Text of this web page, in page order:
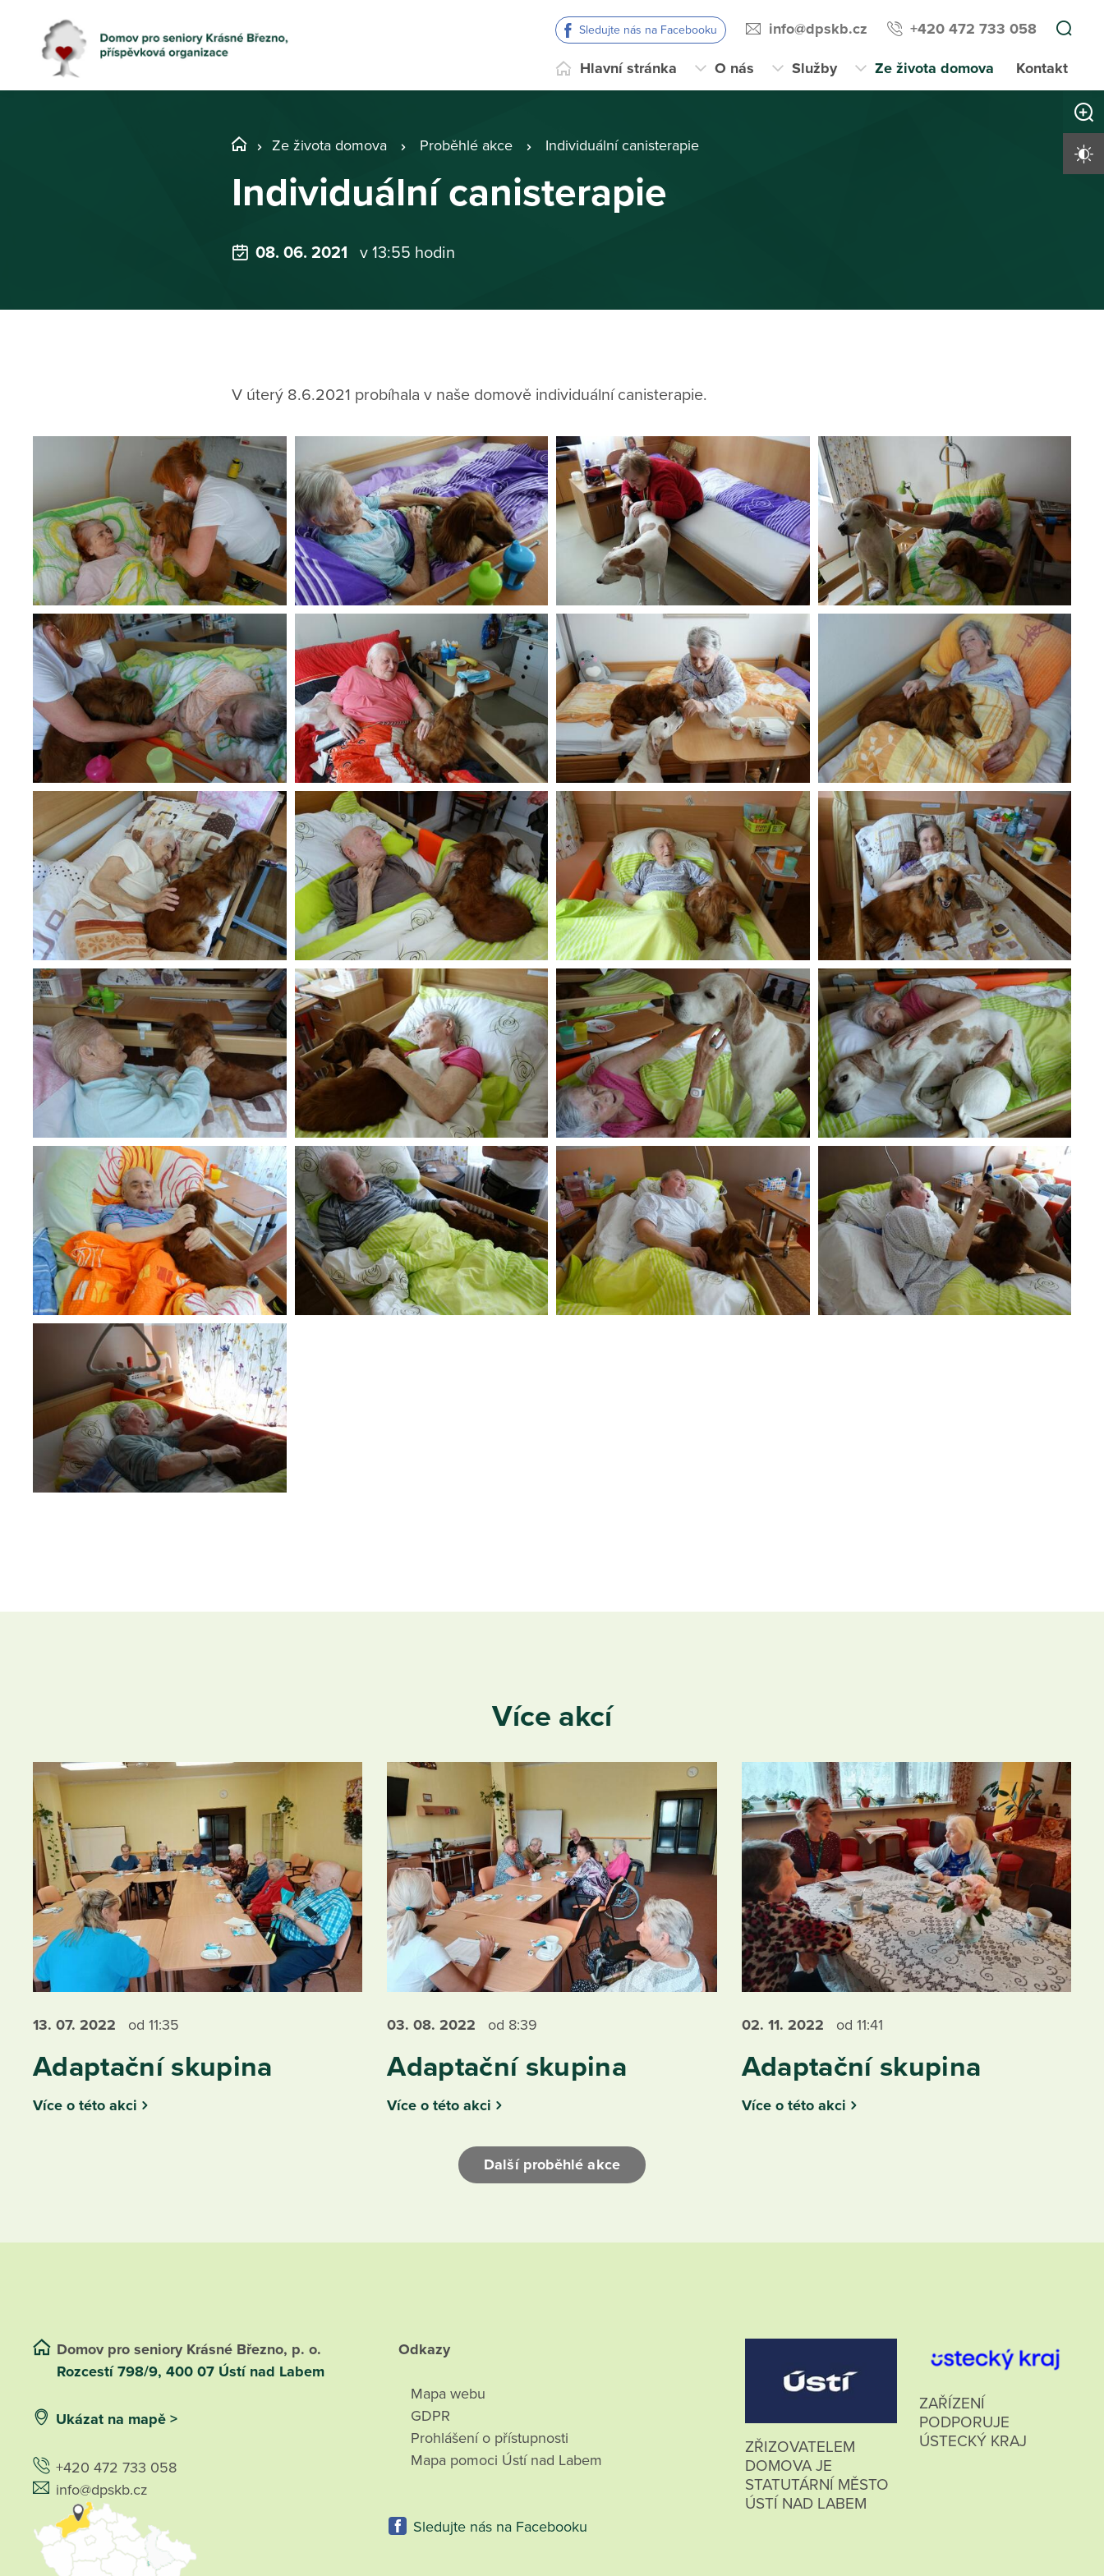
Sledujte nás na Facebooku info@dpskb.cz +420 472 733 058
Hlavní stránka O nás Služby Ze života domova Kontakt
Ze života domova Proběhlé akce Individuální canisterapie
Individuální canisterapie
08. 06. 2021 v 13:55 hodin
V úterý 8.6.2021 probíhala v naše domově individuální canisterapie.
Více akcí
13. 07. 2022 od 11:35
Adaptační skupina
Více o této akci
03. 08.2022 od 8:39
Adaptační skupina
Více o této akci
02. 11. 2022 od 11:41
Adaptační skupina
Více o této akci
Další proběhlé akce
Domov pro seniory Krásné Březno, p. o.
Rozcestí 798/9, 400 07 Ústí nad Labem
Ukázat na mapě >
+420 472 733 058
info@dpskb.cz
Odkazy
Mapa webu
GDPR
Prohlášení o přístupnosti
Mapa pomoci Ústí nad Labem
Sledujte nás na Facebooku
ZŘIZOVATELEM
DOMOVA JE
STATUTÁRNÍ MĚSTO
ÚSTÍ NAD LABEM
ZAŘÍZENÍ
PODPORUJE
ÚSTECKÝ KRAJ